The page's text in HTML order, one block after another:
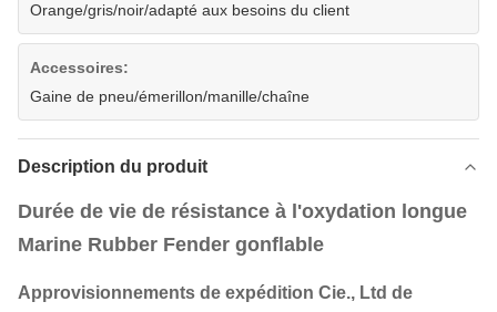
Orange/gris/noir/adapté aux besoins du client
Accessoires:
Gaine de pneu/émerillon/manille/chaîne
Description du produit
Durée de vie de résistance à l'oxydation longue
Marine Rubber Fender gonflable
Approvisionnements de expédition Cie., Ltd de